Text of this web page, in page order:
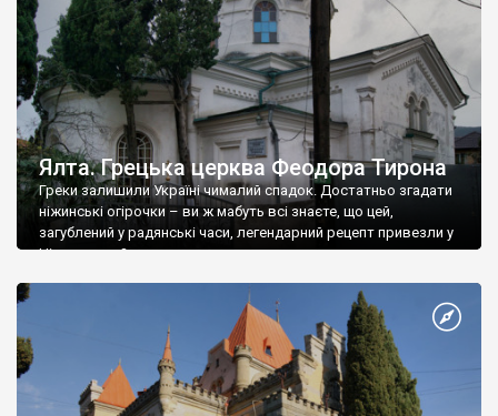
Ялта. Грецька церква Феодора Тирона
Греки залишили Україні чималий спадок. Достатньо згадати
ніжинські огірочки – ви ж мабуть всі знаєте, що цей,
загублений у радянські часи, легендарний рецепт привезли у
Ніжин греки?